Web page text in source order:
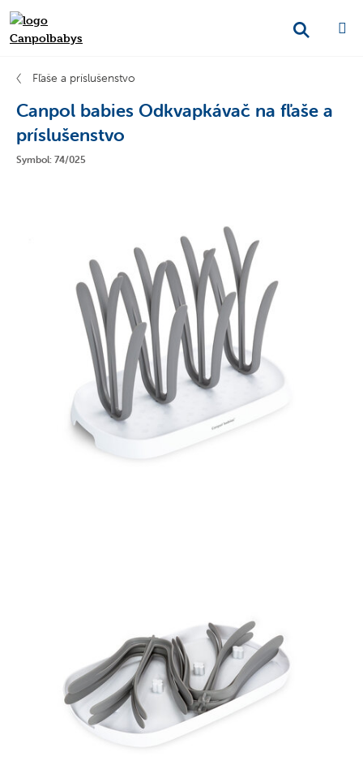
Fľaše a príslušenstvo
Canpol babies Odkvapkávač na fľaše a
príslušenstvo
Symbol: 74/025